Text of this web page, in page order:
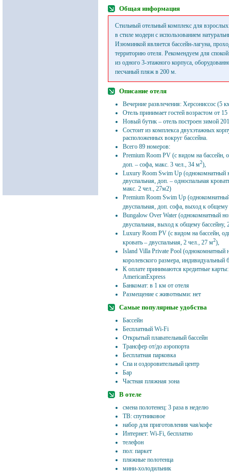
Общая информация
Стильный отельный комплекс для
в стиле модерн с использованием
Изюминкой является бассейн-лагуна,
территорию отеля. Рекомендуем для
из одного 3-этажного корпуса,
песчаный пляж в 200 м.
Описание отеля
Вечерние развлечения: Херсониссос (5
Отель принимает гостей возрастом от 15
Новый бутик – отель построен зимой
Состоит из комплекса двухэтажных
расположенных вокруг бассейна.
Всего 89 номеров:
Premium Room PV (с видом на бассейн,
доп. – софа, макс. 3 чел., 34 м2),
Luxury Room Swim Up (однокомнатный
двуспальная, доп. – односпальная
макс. 2 чел., 27м2)
Premium Room Swim Up
двуспальная, доп. софа, выход к общему
Bungalow Over Water (однокомнатный
двуспальная, выход к общему бассейну,
Luxury Room PV (с видом на бассейн,
кровать – двуспальная, 2 чел., 27 м2),
Island Villa Private Pool (однокомнатный
королевского размера, индивидуальный
К оплате принимаются кредитные
AmericanExpress
Банкомат: в 1 км от отеля
Размещение с животными: нет
Самые популярные удобства
Бассейн
Бесплатный Wi-Fi
Открытый плавательный бассейн
Трансфер от/до аэропорта
Бесплатная парковка
Спа и оздоровительный центр
Бар
Частная пляжная зона
В отеле
смена полотенец: 3 раза в неделю
ТВ: спутниковое
набор для приготовления чая/кофе
Интернет: Wi-Fi, бесплатно
телефон
пол: паркет
пляжные полотенца
мини-холодильник